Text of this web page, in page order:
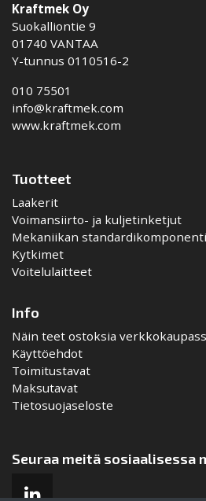
Kraftmek Oy
Suokalliontie 9
01740 VANTAA
Y-tunnus 0110516-2
010 75501
info@kraftmek.com
www.kraftmek.com
Tuotteet
Laakerit
Voimansiirto- ja kuljetinketjut
Mekaniikan
Kytkimet
Voitelulaitteet
Info
Näin teet ostoksia
Käyttöehdot
Toimitustavat
Maksutavat
Tietosuojaseloste
Seuraa meitä sosiaalisessa